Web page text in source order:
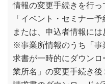
情報の変更手続きを行
「イベント・セミナー
または、申込者情報には
※事業所情報のうち「事
求書が一時的にダウン
業所名」の変更手続き後